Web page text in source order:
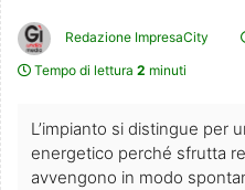
Redazione ImpresaCity
Tempo di lettura 2 minuti
L’impianto si distingue per
energetico perché sfrutta
avvengono in modo